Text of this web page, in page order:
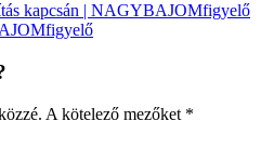
kapcsán | NAGYBAJOMfigyelő
A kötelező mezőket *